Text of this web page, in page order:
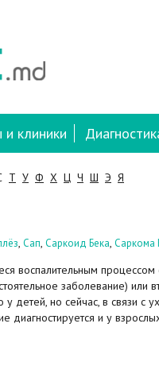
и клиники
Т У Ф Х Ц Ч Ш Э Я
, Сап, Саркоид Бека, Саркома
воспалительным процессом
заболевание) или
детей, но сейчас, в связи с
диагностируется и у